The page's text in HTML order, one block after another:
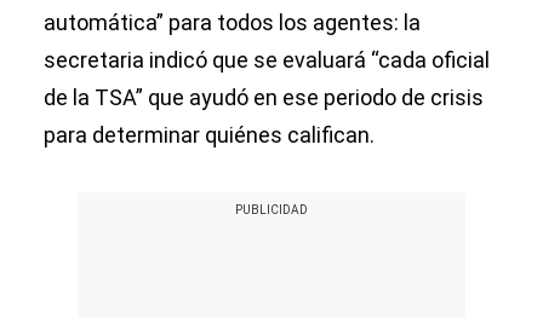
automática” para todos los agentes: la
secretaria indicó que se evaluará “cada oficial
de la TSA” que ayudó en ese periodo de crisis
para determinar quiénes califican.